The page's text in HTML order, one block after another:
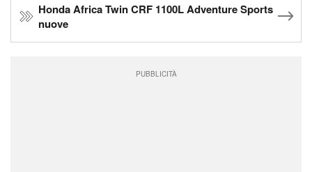
Honda Africa Twin CRF 1100L Adventure Sports
nuove
PUBBLICITÀ